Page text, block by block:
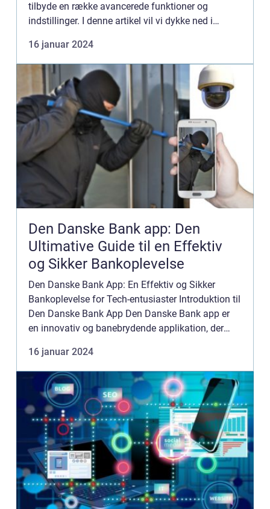
tilbyde en række avancerede funktioner og
indstillinger. I denne artikel vil vi dykke ned i
samt...
16 januar 2024
Den Danske Bank app: Den
Ultimative Guide til en Effektiv
og Sikker Bankoplevelse
Den Danske Bank App: En Effektiv og Sikker
Bankoplevelse for Tech-entusiaster Introduktion til
Den Danske Bank App Den Danske Bank app er
en innovativ og banebrydende applikation, der
bankforretninger i hån...
16 januar 2024